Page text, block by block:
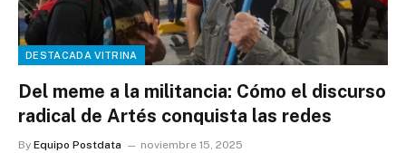
DESTACADA VITRINA
Del meme a la militancia: Cómo el discurso
radical de Artés conquista las redes
By Equipo Postdata noviembre 15, 2025